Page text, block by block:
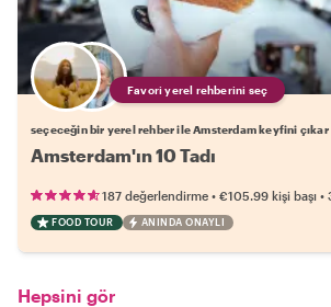
Favori yerel rehberini seç
seçeceğin bir yerel rehber ile Amsterdam keyfini çıkar
Amsterdam'ın 10 Tadı
187 değerlendirme • €105.99 kişi başı •
FOOD TOUR ANINDA ONAYLI
Hepsini gör